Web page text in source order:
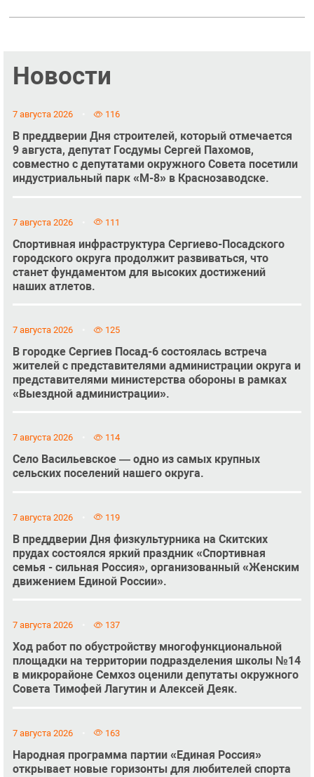
Новости
7 августа 2026 116
В преддверии Дня строителей, который отмечается
9 августа, депутат Госдумы Сергей Пахомов,
совместно с депутатами окружного Совета посетили
индустриальный парк «М-8» в Краснозаводске.
7 августа 2026 111
Спортивная инфраструктура Сергиево-Посадского
городского округа продолжит развиваться, что
станет фундаментом для высоких достижений
наших атлетов.
7 августа 2026 125
В городке Сергиев Посад-6 состоялась встреча
жителей с представителями администрации округа и
представителями министерства обороны в рамках
«Выездной администрации».
7 августа 2026 114
Село Васильевское — одно из самых крупных
сельских поселений нашего округа.
7 августа 2026 119
В преддверии Дня физкультурника на Скитских
прудах состоялся яркий праздник «Спортивная
семья - сильная Россия», организованный «Женским
движением Единой России».
7 августа 2026 137
Ход работ по обустройству многофункциональной
площадки на территории подразделения школы №14
в микрорайоне Семхоз оценили депутаты окружного
Совета Тимофей Лагутин и Алексей Деяк.
7 августа 2026 163
Народная программа партии «Единая Россия»
открывает новые горизонты для любителей спорта